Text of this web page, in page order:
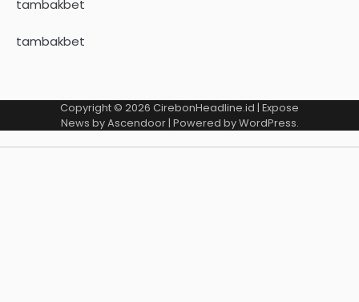
tambakbet
tambakbet
Copyright © 2026 CirebonHeadline.id | Expose
News byAscendoor| Powered byWordPress.